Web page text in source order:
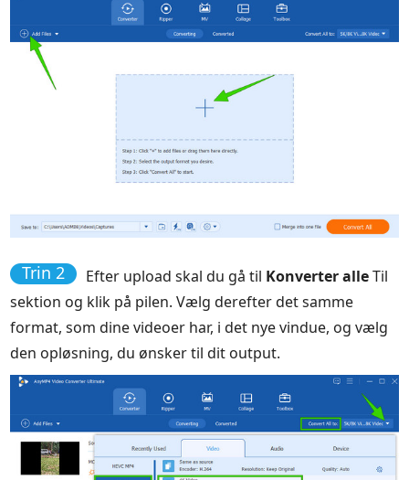
Trin 2 Efter upload skal du gå til Konverter alleTil
sektion og klik på pilen. Vælg derefter det samme
format, som dine videoer har, i det nye vindue, og vælg
den opløsning, du ønsker til dit output.